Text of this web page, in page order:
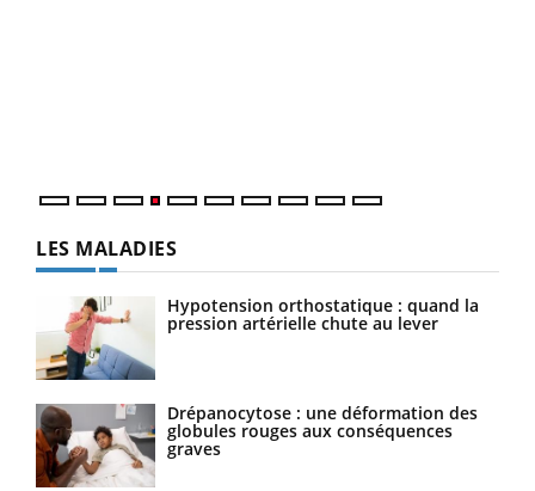
LES MALADIES
Hypotension orthostatique : quand la
pression artérielle chute au lever
Drépanocytose : une déformation des
globules rouges aux conséquences
graves